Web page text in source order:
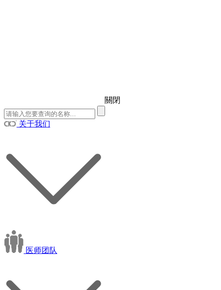
關閉
关于我们
医师团队